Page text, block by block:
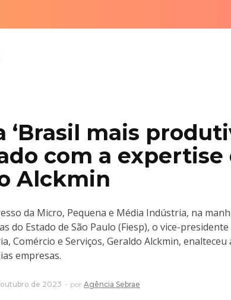
‘Brasil mais
com a expertise
Alckmin
da Micro, Pequena e Média Indústria, na
do Estado de São Paulo (Fiesp), o vice-
Comércio e Serviços, Geraldo Alckmin,
empresas.
de 2023 por Agência Sebrae